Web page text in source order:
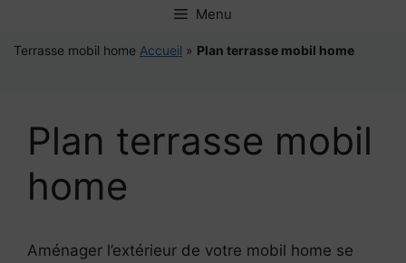
Menu
Terrasse mobil home Accueil » Plan terrasse mobil home
Plan terrasse mobil
home
Aménager l’extérieur de votre mobil home se